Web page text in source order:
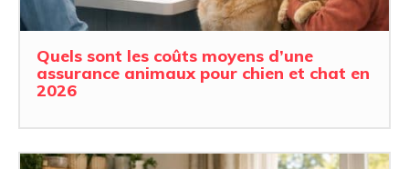
Quels sont les coûts moyens d’une
assurance animaux pour chien et chat en
2026